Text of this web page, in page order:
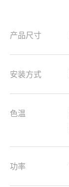
产品尺寸
安装方式
色温
功率